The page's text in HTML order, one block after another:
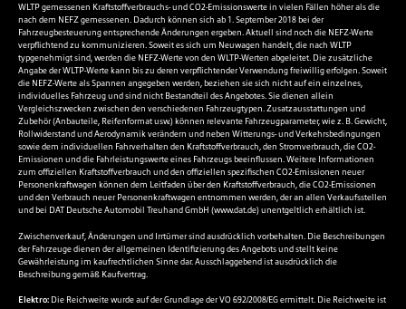
WLTP gemessenen Kraftstoffverbrauchs- und CO2-Emissionswerte in vielen Fällen höher als die
nach dem NEFZ gemessenen. Dadurch können sich ab 1. September 2018 bei der
Fahrzeugbesteuerung entsprechende Änderungen ergeben. Aktuell sind noch die NEFZ-Werte
verpflichtend zu kommunizieren. Soweit es sich um Neuwagen handelt, die nach WLTP
typgenehmigt sind, werden die NEFZ-Werte von den WLTP-Werten abgeleitet. Die zusätzliche
Angabe der WLTP-Werte kann bis zu deren verpflichtender Verwendung freiwillig erfolgen. Soweit
die NEFZ-Werte als Spannen angegeben werden, beziehen sie sich nicht auf ein einzelnes,
individuelles Fahrzeug und sind nicht Bestandteil des Angebotes. Sie dienen allein
Vergleichszwecken zwischen den verschiedenen Fahrzeugtypen. Zusatzausstattungen und
Zubehör (Anbauteile, Reifenformat usw.) können relevante Fahrzeugparameter, wie z. B. Gewicht,
Rollwiderstand und Aerodynamik verändern und neben Witterungs- und Verkehrsbedingungen
sowie dem individuellen Fahrverhalten den Kraftstoffverbrauch, den Stromverbrauch, die CO2-
Emissionen und die Fahrleistungswerte eines Fahrzeugs beeinflussen. Weitere Informationen
zum offiziellen Kraftstoffverbrauch und den offiziellen spezifischen CO2-Emissionen neuer
Personenkraftwagen können dem Leitfaden über den Kraftstoffverbrauch, die CO2-Emissionen
und den Verbrauch neuer Personenkraftwagen entnommen werden, der an allen Verkaufsstellen
und bei DAT Deutsche Automobil Treuhand GmbH (www.dat.de) unentgeltlich erhältlich ist.
Zwischenverkauf, Änderungen und Irrtümer sind ausdrücklich vorbehalten. Die Beschreibungen
der Fahrzeuge dienen der allgemeinen Identifizierung des Angebots und stellt keine
Gewährleistung im kaufrechtlichen Sinne dar. Ausschlaggebend ist ausdrücklich die
Beschreibung gemäß Kaufvertrag.
Elektro: Die Reichweite wurde auf der Grundlage der VO 692/2008/EG ermittelt. Die Reichweite ist